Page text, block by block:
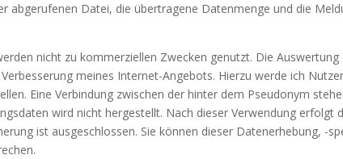
abgerufenen Datei, die übertragene Datenmenge und die
nicht zu kommerziellen Zwecken genutzt. Die
meines Internet-Angebots. Hierzu werde ich
Eine Verbindung zwischen der hinter dem Pseudonym
wird nicht hergestellt. Nach dieser Verwendung erfolgt
ist ausgeschlossen. Sie können dieser Datenerhebung, -